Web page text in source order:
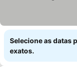
Selecione as datas
exatos.